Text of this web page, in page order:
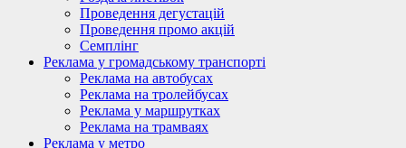
Проведення дегустацій
Проведення промо акцій
Семплінг
Реклама у громадському транспорті
Реклама на автобусах
Реклама на тролейбусах
Реклама у маршрутках
Реклама на трамваях
Реклама у метро